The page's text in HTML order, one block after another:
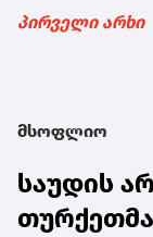
პირველი არხი
მსოფლიო
საუდის